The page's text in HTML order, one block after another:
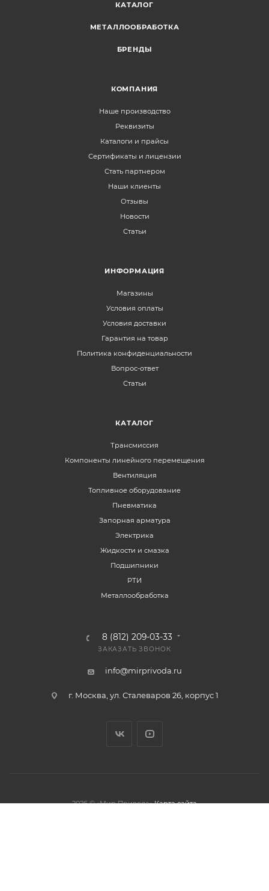
КАТАЛОГ
МЕТАЛЛООБРАБОТКА
БРЕНДЫ
КОМПАНИЯ
Наше производство
Реквизиты
Каталоги и прайсы
Сертификаты и лицензии
Стать партнером
Наши клиенты
Отзывы
Новости
Статьи
ИНФОРМАЦИЯ
Магазины
Условия оплаты
Условия доставки
Гарантия на товар
Политика конфиденциальности
Вопрос-ответ
Статьи
КАТАЛОГ
Трансмиссия
Компоненты линейного перемещения
Вентиляция
Топливное оборудование
Пневматика
Запорная арматура
Электрика
Жидкости и смазка
Подшипники
РТИ
Металлообработка
8 (812) 209-03-33
ЗАКАЗАТЬ ЗВОНОК
info@mirprivoda.ru
г. Москва, ул. Сталеваров 26, корпус 1
2026 © «Мир Привода» Карта сайта